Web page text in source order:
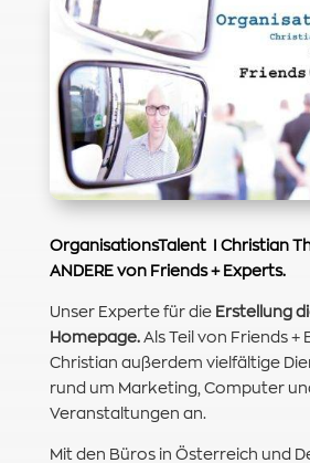
OrganisationsTalent
I Christian
ANDERE von Friends + Experts.
Unser Experte für die Erstellung
Homepage.Als Teil von Friends +
Christian außerdem vielfältige
rund um Marketing, Computer
Veranstaltungen an.
Mit den Büros in Österreich und